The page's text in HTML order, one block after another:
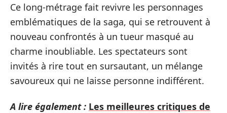
Ce long-métrage fait revivre les personnages
emblématiques de la saga, qui se retrouvent à
nouveau confrontés à un tueur masqué au
charme inoubliable. Les spectateurs sont
invités à rire tout en sursautant, un mélange
savoureux qui ne laisse personne indifférent.
A lire également : Les meilleures critiques de